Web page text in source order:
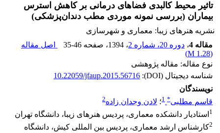
تاثیر محیط کالبدی فضاهای درمانی بر کاهش استرس
بیماران (بررسی نمونه موردی مطب دندان‌پزشکی)
نشریه هنرهای زیبا: معماری و شهرسازی
مقاله 4
، دوره 20، شماره 2 ، 1394 ، صفحه 35-46
اصل مقاله
(
1.28 M
)
نوع مقاله: مقاله پژوهشی
شناسه دیجیتال (DOI):
10.22059/jfaup.2015.56716
نویسندگان
قاسم مطلبی*
1؛ لادن وجدان زاده2
1 استادیار دانشکده معماری، پردیس هنرهای زیبا، دانشگاه تهران
2کارشناس ارشد معماری، پردیس بین المللی کیش، دانشگاه